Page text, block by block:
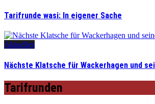
Tarifrunde wasi: In eigener Sache
Aktuelles
Nächste Klatsche für Wackerhagen und
Tarifrunden